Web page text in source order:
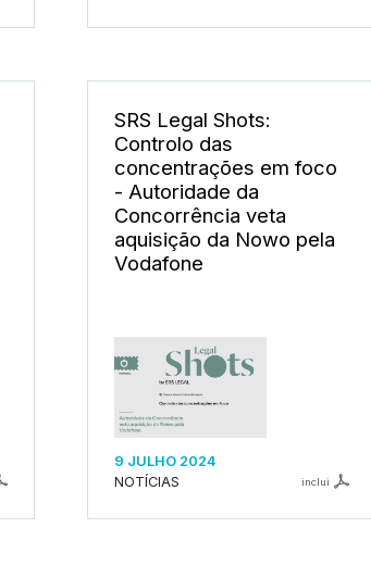
SRS Legal Shots:
Controlo das
concentrações em foco
- Autoridade da
Concorrência veta
aquisição da Nowo pela
Vodafone
9 JULHO 2024
NOTÍCIAS
inclui